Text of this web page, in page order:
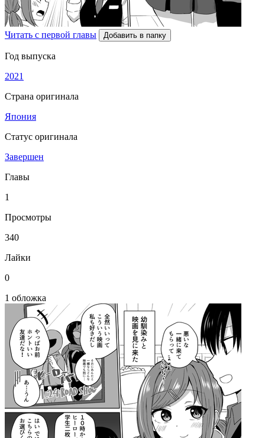
Читать с первой главы Добавить в папку
Год выпуска
2021
Страна оригинала
Япония
Статус оригинала
Завершен
Главы
1
Просмотры
340
Лайки
0
1 обложка